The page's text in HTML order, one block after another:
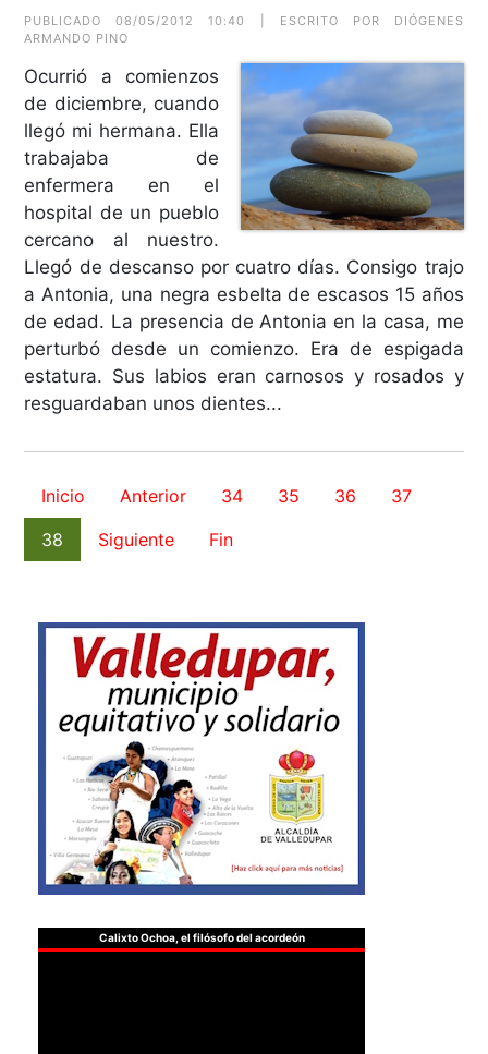
PUBLICADO 08/05/2012 10:40 | ESCRITO POR DIÓGENES
ARMANDO PINO
Ocurrió a comienzos
de diciembre, cuando
llegó mi hermana. Ella
trabajaba de
enfermera en el
hospital de un pueblo
cercano al nuestro.
Llegó de descanso por cuatro días. Consigo trajo
a Antonia, una negra esbelta de escasos 15 años
de edad. La presencia de Antonia en la casa, me
perturbó desde un comienzo. Era de espigada
estatura. Sus labios eran carnosos y rosados y
resguardaban unos dientes...
Inicio Anterior 34 35 36
37
38
Siguiente Fin
Calixto Ochoa, el filósofo del acordeón